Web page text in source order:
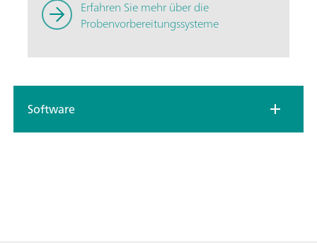
Erfahren Sie mehr über die
Probenvorbereitungssysteme
Software